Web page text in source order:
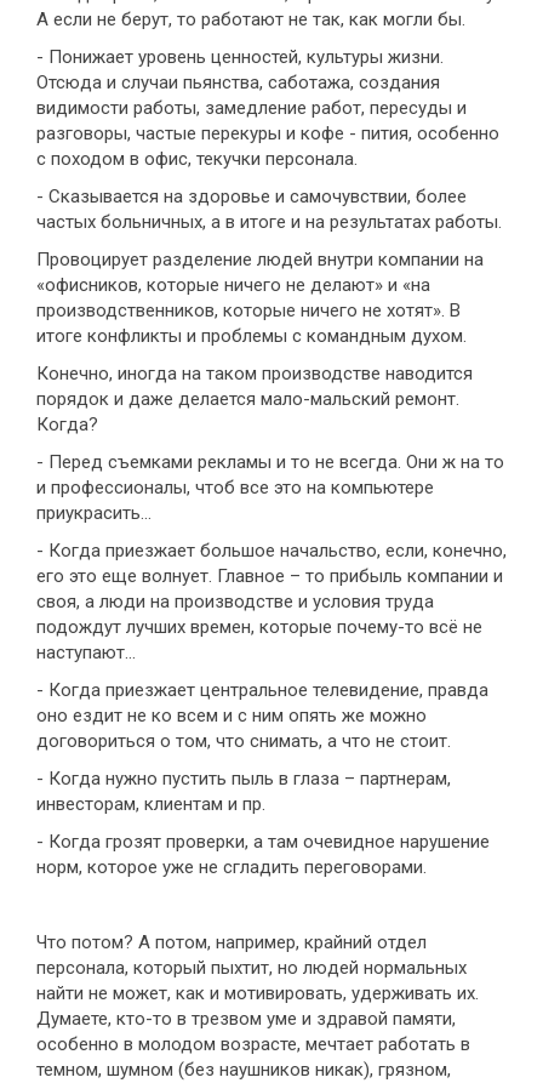
А если не берут, то работают не так, как могли бы.
- Понижает уровень ценностей, культуры жизни.
Отсюда и случаи пьянства, саботажа, создания
видимости работы, замедление работ, пересуды и
разговоры, частые перекуры и кофе - пития, особенно
с походом в офис, текучки персонала.
- Сказывается на здоровье и самочувствии, более
частых больничных, а в итоге и на результатах работы.
Провоцирует разделение людей внутри компании на
«офисников, которые ничего не делают» и «на
производственников, которые ничего не хотят». В
итоге конфликты и проблемы с командным духом.
Конечно, иногда на таком производстве наводится
порядок и даже делается мало-мальский ремонт.
Когда?
- Перед съемками рекламы и то не всегда. Они ж на то
и профессионалы, чтоб все это на компьютере
приукрасить…
- Когда приезжает большое начальство, если, конечно,
его это еще волнует. Главное – то прибыль компании и
своя, а люди на производстве и условия труда
подождут лучших времен, которые почему-то всё не
наступают…
- Когда приезжает центральное телевидение, правда
оно ездит не ко всем и с ним опять же можно
договориться о том, что снимать, а что не стоит.
- Когда нужно пустить пыль в глаза – партнерам,
инвесторам, клиентам и пр.
- Когда грозят проверки, а там очевидное нарушение
норм, которое уже не сгладить переговорами.
Что потом? А потом, например, крайний отдел
персонала, который пыхтит, но людей нормальных
найти не может, как и мотивировать, удерживать их.
Думаете, кто-то в трезвом уме и здравой памяти,
особенно в молодом возрасте, мечтает работать в
темном, шумном (без наушников никак), грязном,